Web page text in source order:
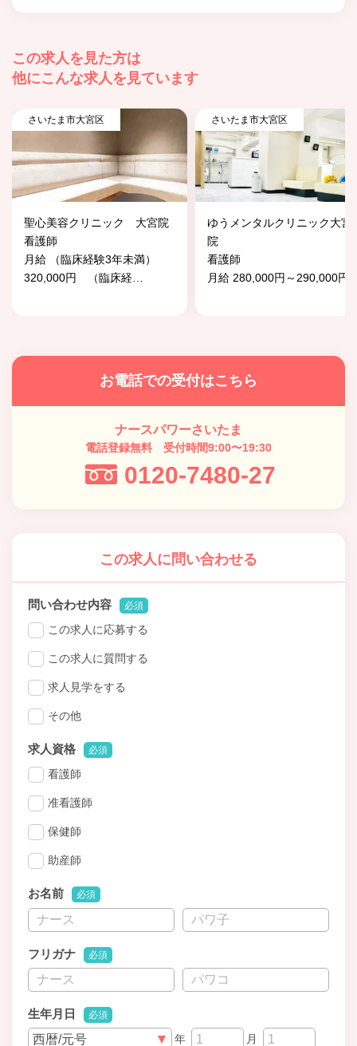
この求人を見た方は
他にこんな求人を見ています
さいたま市大宮区
聖心美容クリニック 大宮院
看護師
月給 （臨床経験3年未満）
320,000円 （臨床経…
さいたま市大宮区
ゆうメンタルクリニック大宮
院
看護師
月給 280,000円～290,000円
お電話での受付はこちら
ナースパワーさいたま
電話登録無料 受付時間9:00〜19:30
0120-7480-27
この求人に問い合わせる
問い合わせ内容 必須
この求人に応募する
この求人に質問する
求人見学をする
その他
求人資格 必須
看護師
准看護師
保健師
助産師
お名前 必須
フリガナ 必須
生年月日 必須
年
月